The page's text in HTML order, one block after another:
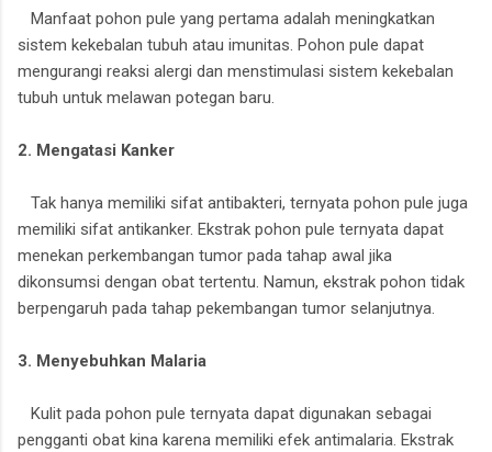
Manfaat pohon pule yang pertama adalah meningkatkan
sistem kekebalan tubuh atau imunitas. Pohon pule dapat
mengurangi reaksi alergi dan menstimulasi sistem kekebalan
tubuh untuk melawan potegan baru.
2. Mengatasi Kanker
Tak hanya memiliki sifat antibakteri, ternyata pohon pule juga
memiliki sifat antikanker. Ekstrak pohon pule ternyata dapat
menekan perkembangan tumor pada tahap awal jika
dikonsumsi dengan obat tertentu. Namun, ekstrak pohon tidak
berpengaruh pada tahap pekembangan tumor selanjutnya.
3. Menyebuhkan Malaria
Kulit pada pohon pule ternyata dapat digunakan sebagai
pengganti obat kina karena memiliki efek antimalaria. Ekstrak